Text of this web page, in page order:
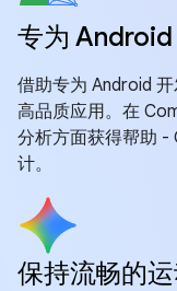
专为 Android
借助专为 Android
高品质应用。在
分析方面获得帮助 -
计。
保持流畅的